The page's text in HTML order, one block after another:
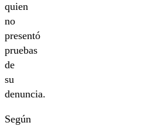
quien
no
presentó
pruebas
de
su
denuncia.
Según